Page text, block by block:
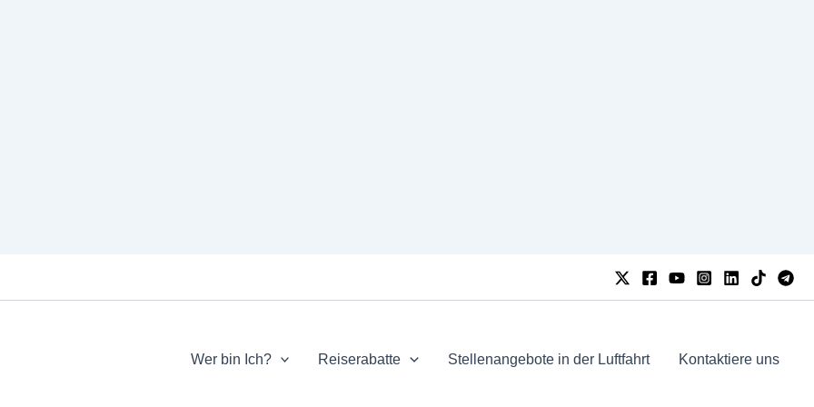
Wer bin Ich? Reiserabatte Stellenangebote in der Luftfahrt Kontaktiere uns